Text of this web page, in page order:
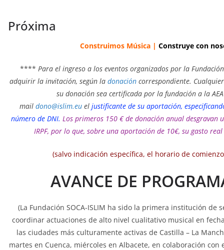
Próxima
Construimos Música | Construye con
**** Para el ingreso a los eventos organizados por la Fundación
adquirir la invitación, según la donación correspondiente.
su donación sea certificada por la fundación a la
mail dono@islim.euel justificante de su aportación,
número de DNI. Los primeros 150 € de donación anual desgravan
IRPF, por lo que, sobre una aportación de 10€, su gasto
(salvo indicación específica, el horario de
AVANCE DE
(La Fundación SOCA-ISLIM ha sido la primera institución de
coordinar actuaciones de alto nivel cualitativo musical en
las ciudades más culturamente activas de Castilla – La
martes en Cuenca, miércoles en Albacete, en colaboración